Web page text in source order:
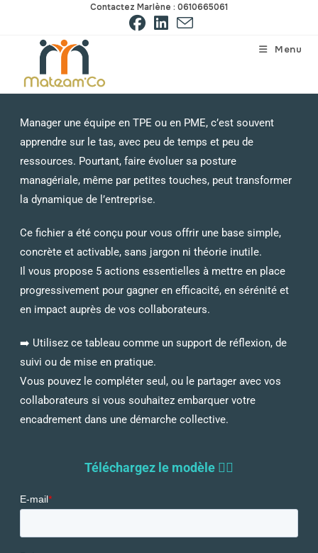
Contactez Marlène : 0610665061
Menu
Manager une équipe en TPE ou en PME, c’est souvent
apprendre sur le tas, avec peu de temps et peu de
ressources. Pourtant, faire évoluer sa posture
managériale, même par petites touches, peut transformer
la dynamique de l’entreprise.
Ce fichier a été conçu pour vous offrir une base simple,
concrète et activable, sans jargon ni théorie inutile.
Il vous propose 5 actions essentielles à mettre en place
progressivement pour gagner en efficacité, en sérénité et
en impact auprès de vos collaborateurs.
➡️ Utilisez ce tableau comme un support de réflexion, de
suivi ou de mise en pratique.
Vous pouvez le compléter seul, ou le partager avec vos
collaborateurs si vous souhaitez embarquer votre
encadrement dans une démarche collective.
Téléchargez le modèle 👇🏻